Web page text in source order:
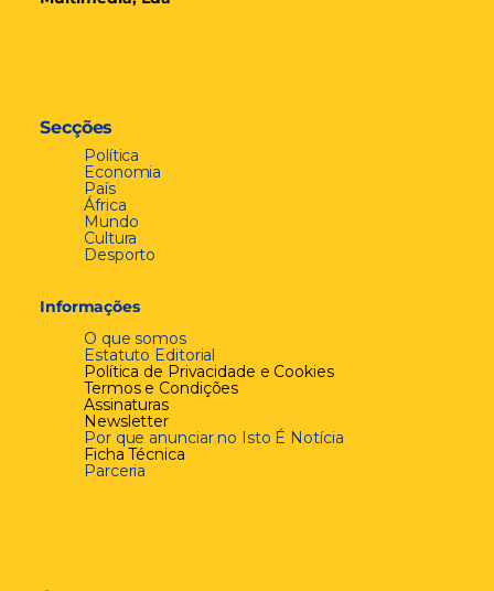
Secções
Política
Economia
País
África
Mundo
Cultura
Desporto
Informações
O que somos
Estatuto Editorial
Política de Privacidade e Cookies
Termos e Condições
Assinaturas
Newsletter
Por que anunciar no Isto É Notícia
Ficha Técnica
Parceria